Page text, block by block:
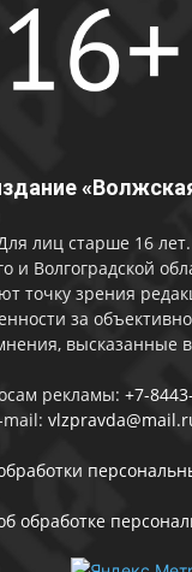
лиц старше 16 лет.
и Волгоградской
точку зрения
за
высказанные
рекламы: +7-
mail:
обработке